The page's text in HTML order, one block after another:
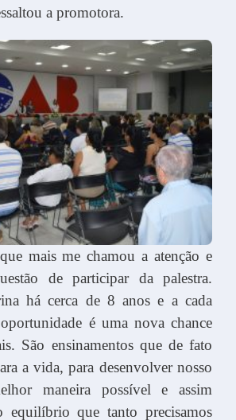
a promotora.
mais me chamou a atenção e
de participar da palestra.
há cerca de 8 anos e a cada
é uma nova chance
São ensinamentos que de fato
a vida, para desenvolver nosso
maneira possível e assim
equilíbrio que tanto precisamos